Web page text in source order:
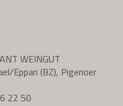
WEINGUT
Eppan (BZ), Pigenoer
22 50